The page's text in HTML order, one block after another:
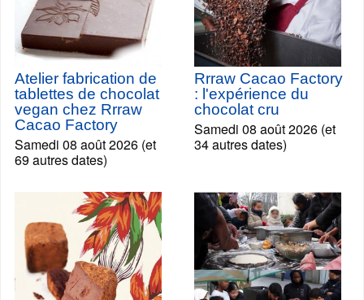
Atelier fabrication de
tablettes de chocolat
vegan chez Rrraw
Cacao Factory
Samedi 08 août 2026 (et
69 autres dates)
Rrraw Cacao Factory
: l'expérience du
chocolat cru
Samedi 08 août 2026 (et
34 autres dates)